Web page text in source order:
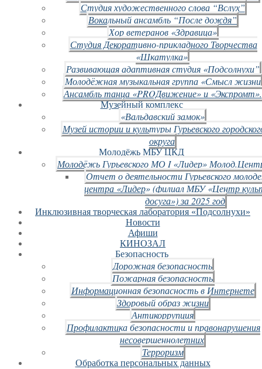
Студия художественного слова “Вслух”
Вокальный ансамбль “После дождя”
Хор ветеранов «Здравица»
Студия Декоративно-прикладного Творчества
«Шкатулка»
Развивающая адаптивная студия «Подсолнухи”
Молодёжная музыкальная группа «Смысл жизни
Ансамбль танца «PROДвижение» и «Экспромт».
Музейный комплекс
«Вальдавский замок»
Музей истории и культуры Гурьевского
округа
Молодёжь МБУ ЦКД
Молодёжь Гурьевского МО I «Лидер»
Отчет о деятельности Гурьевского
центра «Лидер» (филиал МБУ «Центр
досуга») за 2025 год
Инклюзивная творческая лаборатория «Подсолнухи»
Новости
Афиши
КИНОЗАЛ
Безопасность
Дорожная безопасность
Пожарная безопасность
Информационная безопасность в Интернете
Здоровый образ жизни
Антикоррупция
Профилактика безопасности и правонарушения
несовершеннолетних
Терроризм
Обработка персональных данных